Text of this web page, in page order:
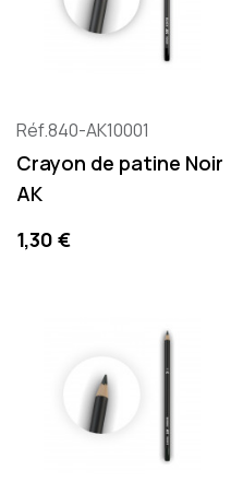
Réf.840-AK10001
Crayon de patine Noir
AK
Precio
1,30 €